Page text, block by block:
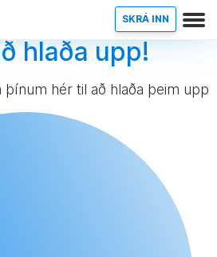
SKRÁ INN
hlaða upp!
hér til að hlaða þeim upp